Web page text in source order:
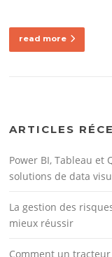
read more
ARTICLES
Power BI, Tableau et
solutions de data
La gestion des
mieux réussir
Comment un